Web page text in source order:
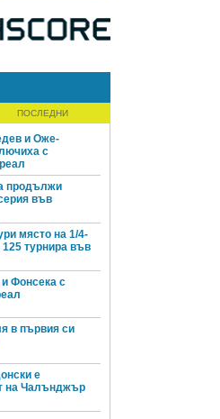
ПОСЛЕДНИ
и Оже-
с
продължи
във
място на 1/4-
турнира във
Фонсека с
в първия си
е
на Чалънджър